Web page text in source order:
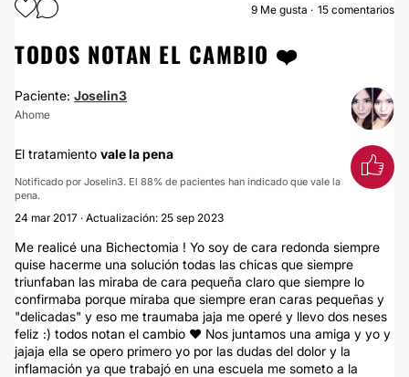
BOLSAS DE BICHAT
9 Me gusta 15 comentarios
TODOS NOTAN EL CAMBIO ❤️
Paciente: Joselin3
Ahome
El tratamiento vale la pena
Notificado por Joselin3. El 88% de pacientes han indicado que vale la
pena.
24 mar 2017 · Actualización: 25 sep 2023
Me realicé una Bichectomia ! Yo soy de cara redonda siempre
quise hacerme una solución todas las chicas que siempre
triunfaban las miraba de cara pequeña claro que siempre lo
confirmaba porque miraba que siempre eran caras pequeñas y
"delicadas" y eso me traumaba jaja me operé y llevo dos neses
feliz :) todos notan el cambio ❤️ Nos juntamos una amiga y yo y
jajaja ella se opero primero yo por las dudas del dolor y la
inflamación ya que trabajó en una escuela me someto a la